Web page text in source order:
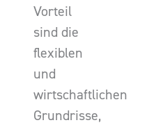
Vorteil
sind die
flexiblen
und
wirtschaftlichen
Grundrisse,